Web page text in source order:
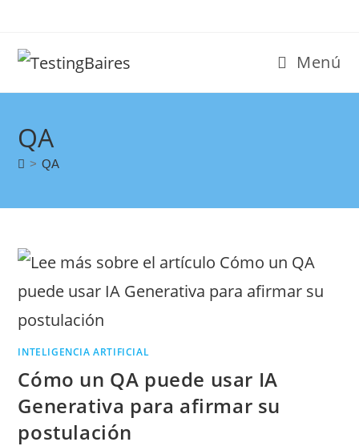
Menú
QA
> QA
INTELIGENCIA ARTIFICIAL
Cómo un QA puede usar IA
Generativa para afirmar su
postulación